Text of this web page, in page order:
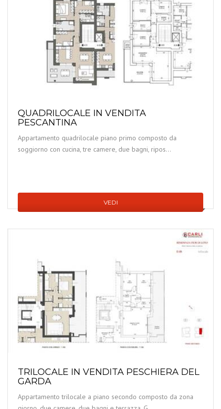
QUADRILOCALE IN VENDITA
PESCANTINA
Appartamento quadrilocale piano primo composto da
soggiorno con cucina, tre camere, due bagni, ripos...
VEDI
TRILOCALE IN VENDITA PESCHIERA DEL
GARDA
Appartamento trilocale a piano secondo composto da zona